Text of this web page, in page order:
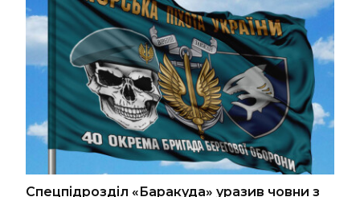
Спецпідрозділ «Баракуда» уразив човни з